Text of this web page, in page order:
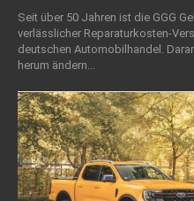
Seit über 50 Jahren ist die GGG
verlässlicher Reparaturkosten-
deutschen Automobilhandel.
herum ändern...